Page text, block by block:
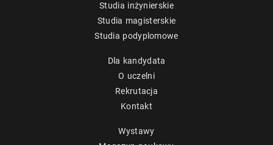
Studia inżynierskie
Studia magisterskie
Studia podyplomowe
Dla kandydata
O uczelni
Rekrutacja
Kontakt
Wystawy